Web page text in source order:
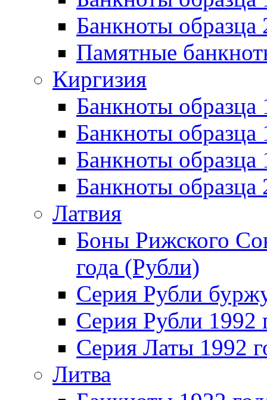
Банкноты образца
Памятные
Киргизия
Банкноты образца
Банкноты образца
Банкноты
Банкноты
Латвия
Боны Рижского
года (Рубли)
Серия Рубли
Серия Рубли 1992
Серия Латы 1992
Литва